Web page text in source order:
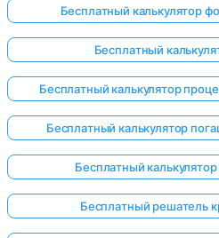
Бесплатный калькулятор
Бесплатный
Бесплатный калькулятор
Бесплатный калькулятор
Бесплатный калькулятор
Бесплатный решатель